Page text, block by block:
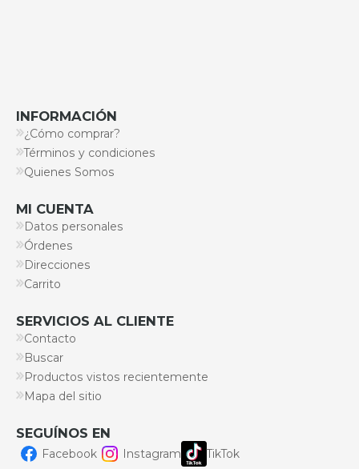
INFORMACIÓN
¿Cómo comprar?
Términos y condiciones
Quienes Somos
MI CUENTA
Datos personales
Órdenes
Direcciones
Carrito
SERVICIOS AL CLIENTE
Contacto
Buscar
Productos vistos recientemente
Mapa del sitio
SEGUÍNOS EN
Facebook Instagram TikTok